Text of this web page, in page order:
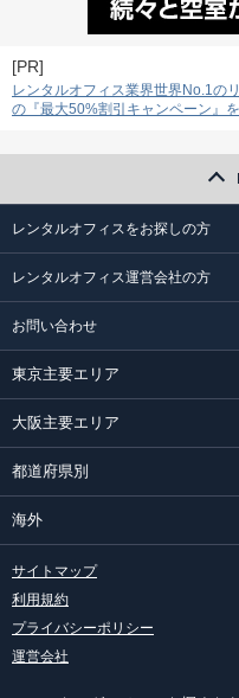
[PR]
レンタルオフィス業界世界No.1の
の『最大50%割引キャンペーン』を
レンタルオフィスをお探しの方
レンタルオフィス運営会社の方
お問い合わせ
東京主要エリア
大阪主要エリア
都道府県別
海外
サイトマップ
利用規約
プライバシーポリシー
運営会社